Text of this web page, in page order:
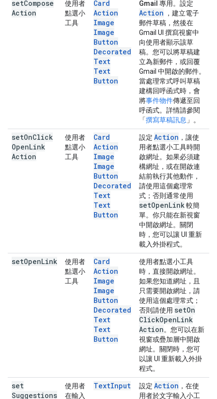
setCompose
Action
使用者
點選小
工具
Card
Action
Image
Image
Button
Decorated
Text
Text
Button
Gmail 專用。 設定
Action ，建立電子
郵件草稿，然後在
Gmail UI 撰寫視窗中
向使用者顯示該草
稿。您可以將草稿建
立為新郵件，或回覆
Gmail 中開啟的郵件。
當處理常式呼叫草稿
建構回呼函式時，會
將事件物件傳遞至回
呼函式。詳情請參閱
「撰寫草稿訊息 」。
setOnClick
OpenLink
Action
使用者
點選小
工具
Card
Action
Image
Image
Button
Decorated
Text
Text
Button
設定 Action ，讓使
用者點選小工具時開
啟網址。如果必須建
構網址，或在開啟連
結前執行其他動作，
請使用這個處理常
式；否則通常使用
setOpenLink較簡
單。你只能在新視窗
中開啟網址。關閉
時，您可以讓 UI 重新
載入外掛程式。
setOpenLink
使用者
點選小
工具
Card
Action
Image
Image
Button
Decorated
Text
Text
Button
使用者點選小工具
時，直接開啟網址。
如果您知道網址，且
只需要開啟網址，請
使用這個處理常式；
否則請使用 setOn
ClickOpenLink
Action。您可以在新
視窗或疊加層中開啟
網址。關閉時，您可
以讓 UI 重新載入外掛
程式。
set
Suggestions
使用者
在輸入
TextInput 設定 Action ，在使
用者於文字輸入小工